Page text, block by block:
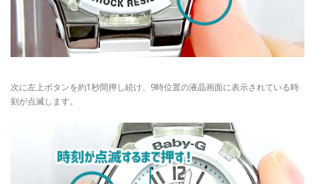
次に左上ボタンを約1秒間押し続け、9時位置の液晶画面に表示されている時
刻が点滅します。